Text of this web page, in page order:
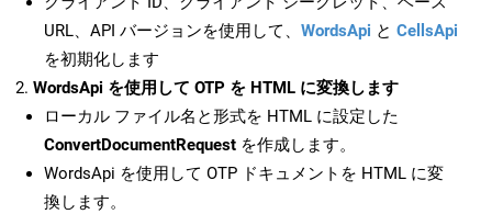
URL、API バージョンを使用して、 WordsApi と CellsApi
を初期化します
WordsApi を使用して OTP を HTML に変換します
ローカル ファイル名と形式を HTML に設定した
ConvertDocumentRequest を作成します。
WordsApi を使用して OTP ドキュメントを HTML に変
換します。